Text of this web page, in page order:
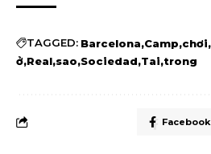
TAGGED: Barcelona Camp chơi
ở Real sao Sociedad Tai trong
Facebook